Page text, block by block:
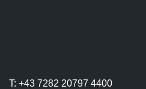
T: +43 7282 20797 4400